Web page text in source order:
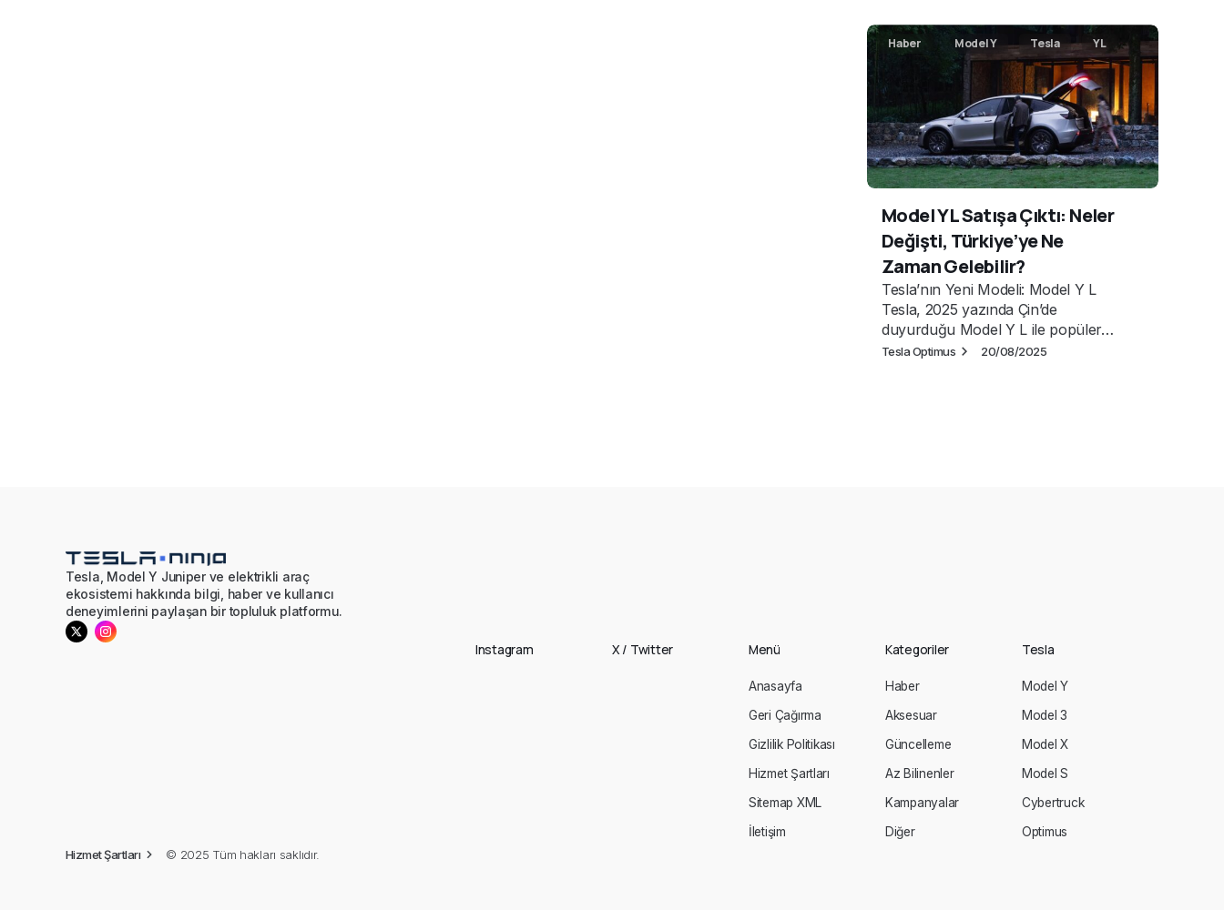
Haber Model Y Tesla YL
Model YL Satışa Çıktı: Neler
Değişti, Türkiye’ye Ne
Zaman Gelebilir?
Tesla’nın Yeni Modeli: Model Y L
Tesla, 2025 yazında Çin’de
duyurduğu Model Y L ile popüler…
Tesla Optimus 20/08/2025
Tesla, Model Y Juniper ve elektrikli araç
ekosistemi hakkında bilgi, haber ve kullanıcı
deneyimlerini paylaşan bir topluluk platformu.
Instagram X / Twitter Menü
Anasayfa
Geri Çağırma
Gizlilik Politikası
Hizmet Şartları
Sitemap XML
İletişim
Kategoriler
Haber
Aksesuar
Güncelleme
Az Bilinenler
Kampanyalar
Diğer
Tesla
Model Y
Model 3
Model X
Model S
Cybertruck
Optimus
Hizmet Şartları
© 2025 Tüm hakları saklıdır.